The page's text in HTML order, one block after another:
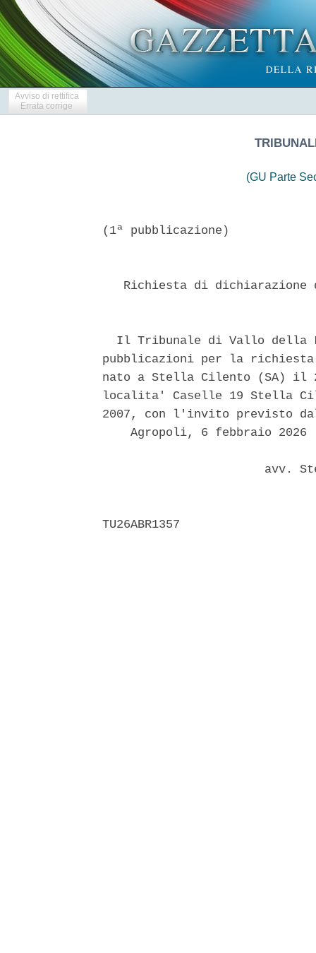
Avviso di rettifica
Errata corrige
(GU Parte
(1ª pubblicazione)
Richiesta di
Il Tribunale di Vallo della
pubblicazioni per la
nato a Stella Cilento (SA) il
localita' Caselle 19 Stella
2007, con l'invito previsto
    Agropoli, 6 febbraio 2026
avv.